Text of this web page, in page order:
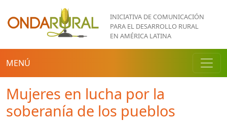
Pasar al contenido principal
INICIATIVA DE COMUNICACIÓN
PARA EL DESARROLLO RURAL
EN AMÉRICA LATINA
MENÚ
Mujeres en lucha por la
soberanía de los pueblos